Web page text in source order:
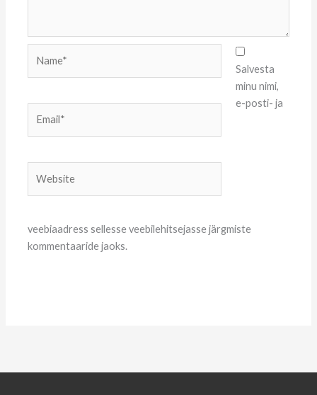
Salvesta
minu nimi,
e-posti- ja
veebiaadress sellesse veebilehitsejasse järgmiste
kommentaaride jaoks.